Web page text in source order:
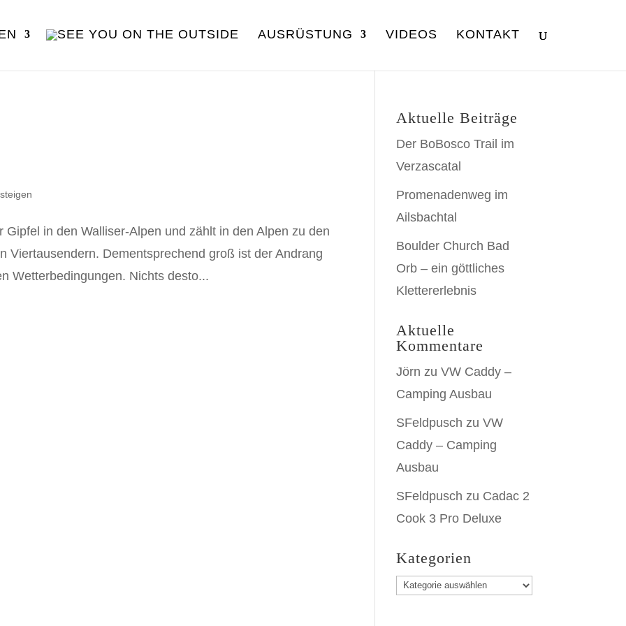
AUSRÜSTUNG VIDEOS KONTAKT
in den Walliser-Alpen und zählt in den Alpen zu den
Viertausendern. Dementsprechend groß ist der Andrang
Wetterbedingungen. Nichts desto...
Aktuelle Beiträge
Der BoBosco Trail im
Verzascatal
Promenadenweg im
Ailsbachtal
Boulder Church Bad
Orb – ein göttliches
Klettererlebnis
Aktuelle
Kommentare
Jörn zuVW Caddy –
Camping Ausbau
SFeldpusch zuVW
Caddy – Camping
Ausbau
SFeldpusch zu Cadac 2
Cook 3 Pro Deluxe
Kategorien
Kategorien